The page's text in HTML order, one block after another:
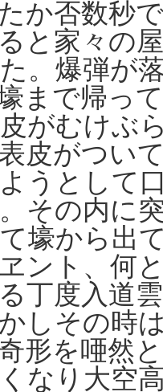
か否数秒
と家々の
。爆弾が
まで帰っ
がむけぶ
皮がつい
うとして
その内に
壕から出
ント、何
丁度入道
しその時
形を唖然
なり大空